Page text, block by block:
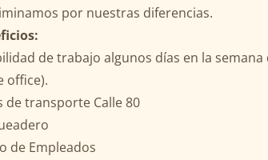
por nuestras diferencias.
de trabajo algunos días en la
office).
de transporte Calle 80
de Empleados